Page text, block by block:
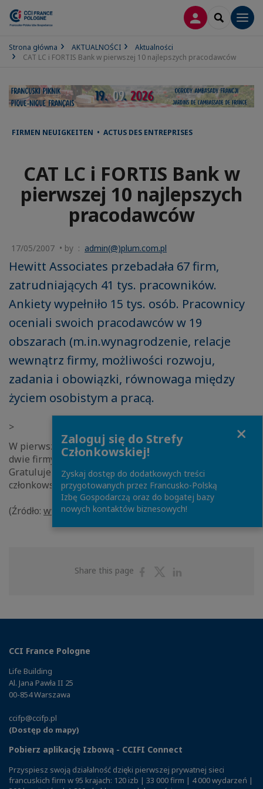
LOGOWANIE
SEARCH
Strona główna AKTUALNOŚCI
Aktualności
CAT LC i FORTIS Bank w pierwszej 10 najlepszych pracodawców
FIRMEN NEUIGKEITEN • ACTUS DES ENTREPRISES
CAT LC i FORTIS Bank w
pierwszej 10 najlepszych
pracodawców
17/05/2007 • by : admin(@)plum.com.pl
Hewitt Associates przebadała 67 firm,
zatrudniających 41 tys. pracowników.
Ankiety wypełniło 15 tys. osób. Pracownicy
oceniali swoich pracodawców w 19
obszarach (m.in.wynagrodzenie, relacje
wewnątrz firmy, możliwości rozwoju,
zadania i obowiązki, równowaga między
życiem osobistym a pracą.
>
W pierwszej 10 najlepszych pracodawców znalazły się
dwie firmy francuskie : CAT LC oraz FORTIS BANK.
Gratulujemy tego wyróżnienia naszym firmom
członkowskim.
(Źródło: www.GazetaPraca.pl)
Share this page
ShareShare
CCI France Pologne
Life Building
Al. Jana Pawła II 25
00-854 Warszawa
ccifp@ccifp.pl
(Dostęp do mapy)
Pobierz aplikację Izbową - CCIFI Connect
Przyspiesz swoją działalność dzięki pierwszej prywatnej sieci
francuskich firm w 95 krajach: 120 izb | 33 000 firm | 4 000 wydarzeń |
Zaloguj się do Strefy
Członkowskiej!
Zyskaj dostęp do dodatkowych treści
przygotowanych przez Francusko-Polską
Izbę Gospodarczą oraz do bogatej bazy
nowych kontaktów biznesowych!